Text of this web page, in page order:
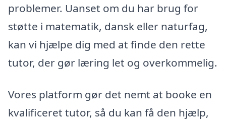
problemer. Uanset om du har brug for
støtte i matematik, dansk eller naturfag,
kan vi hjælpe dig med at finde den rette
tutor, der gør læring let og overkommelig.
Vores platform gør det nemt at booke en
kvalificeret tutor, så du kan få den hjælp,